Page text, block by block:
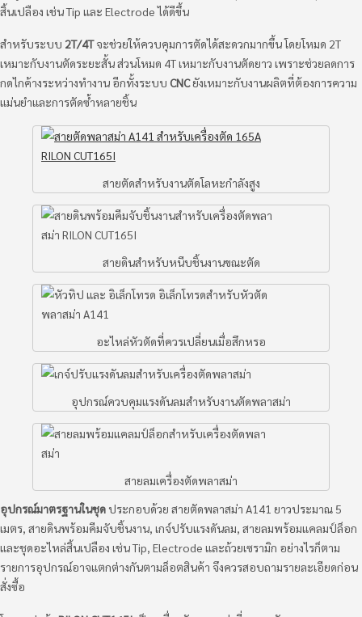
สิ้นเปลือง เช่น Tip และ Electrode ได้ดีขึ้น
สำหรับระบบ 2T/4Tจะช่วยให้ควบคุมการตัดได้สะดวกมากขึ้น โดยโหมด 2T
เหมาะกับงานตัดระยะสั้น ส่วนโหมด 4T เหมาะกับงานตัดยาว เพราะช่วยลดการ
กดไกค้างระหว่างทำงาน อีกทั้งระบบ CNCยังเหมาะกับงานผลิตที่ต้องการความ
แม่นยำและการตัดซ้ำหลายชิ้น
สายตัดสำหรับงานตัดโลหะกำลังสูง
สายดินสำหรับหนีบชิ้นงานขณะตัด
อะไหล่หัวตัดที่ควรเปลี่ยนเมื่อสึกหรอ
อุปกรณ์ควบคุมแรงดันลมสำหรับงานตัดพลาสม่า
สายลมเครื่องตัดพลาสม่า
อุปกรณ์มาตรฐานในชุด ประกอบด้วย สายตัดพลาสม่า A141 ยาวประมาณ 5
เมตร, สายดินพร้อมคีมจับชิ้นงาน, เกจ์ปรับแรงดันลม, สายลมพร้อมแคลมป์ล็อก
และชุดอะไหล่สิ้นเปลือง เช่น Tip, Electrode และถ้วยเซรามิก อย่างไรก็ตาม
รายการอุปกรณ์อาจแตกต่างกันตามล็อตสินค้า จึงควรสอบถามรายละเอียดก่อน
สั่งซื้อ